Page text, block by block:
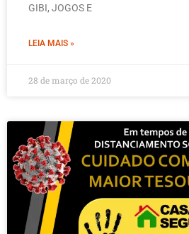
GIBI, JOGOS E
LEIA MAIS »
28 de março de 2020